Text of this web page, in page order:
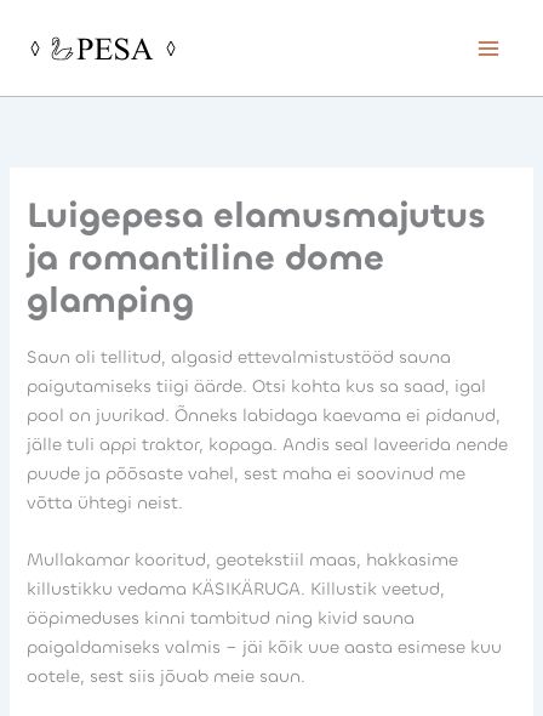
Luigepesa elamusmajutus
ja romantiline dome
glamping
Saun oli tellitud, algasid ettevalmistustööd sauna
paigutamiseks tiigi äärde. Otsi kohta kus sa saad, igal
pool on juurikad. Õnneks labidaga kaevama ei pidanud,
jälle tuli appi traktor, kopaga. Andis seal laveerida nende
puude ja põõsaste vahel, sest maha ei soovinud me
võtta ühtegi neist.
Mullakamar kooritud, geotekstiil maas, hakkasime
killustikku vedama KÄSIKÄRUGA. Killustik veetud,
ööpimeduses kinni tambitud ning kivid sauna
paigaldamiseks valmis – jäi kõik uue aasta esimese kuu
ootele, sest siis jõuab meie saun.